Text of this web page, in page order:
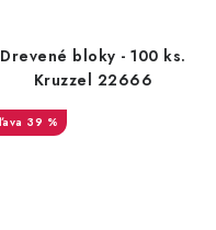
Drevené bloky - 100 ks.
Kruzzel 22666
39 %